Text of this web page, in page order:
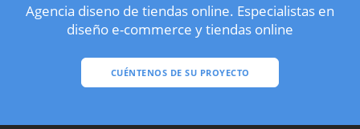
Agencia diseno de tiendas online. Especialistas en
diseño e-commerce y tiendas online
CUÉNTENOS DE SU PROYECTO